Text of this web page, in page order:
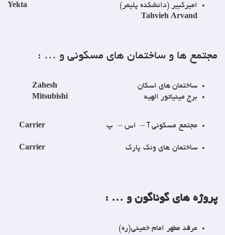
امیرکبیر (دانشکده پلیمر)
Yekta
Tahvieh Arvand
ها و ساختمان های مسکونی و … :
ساختمان های اسکان
برج مینیاتور الهیه
مجتمع مسکونی آ – اس – پ Carrier
ساختمان های ونک پارک Carrier
های گوناگون و … :
مرقد مطهر امام خمینی(ره)